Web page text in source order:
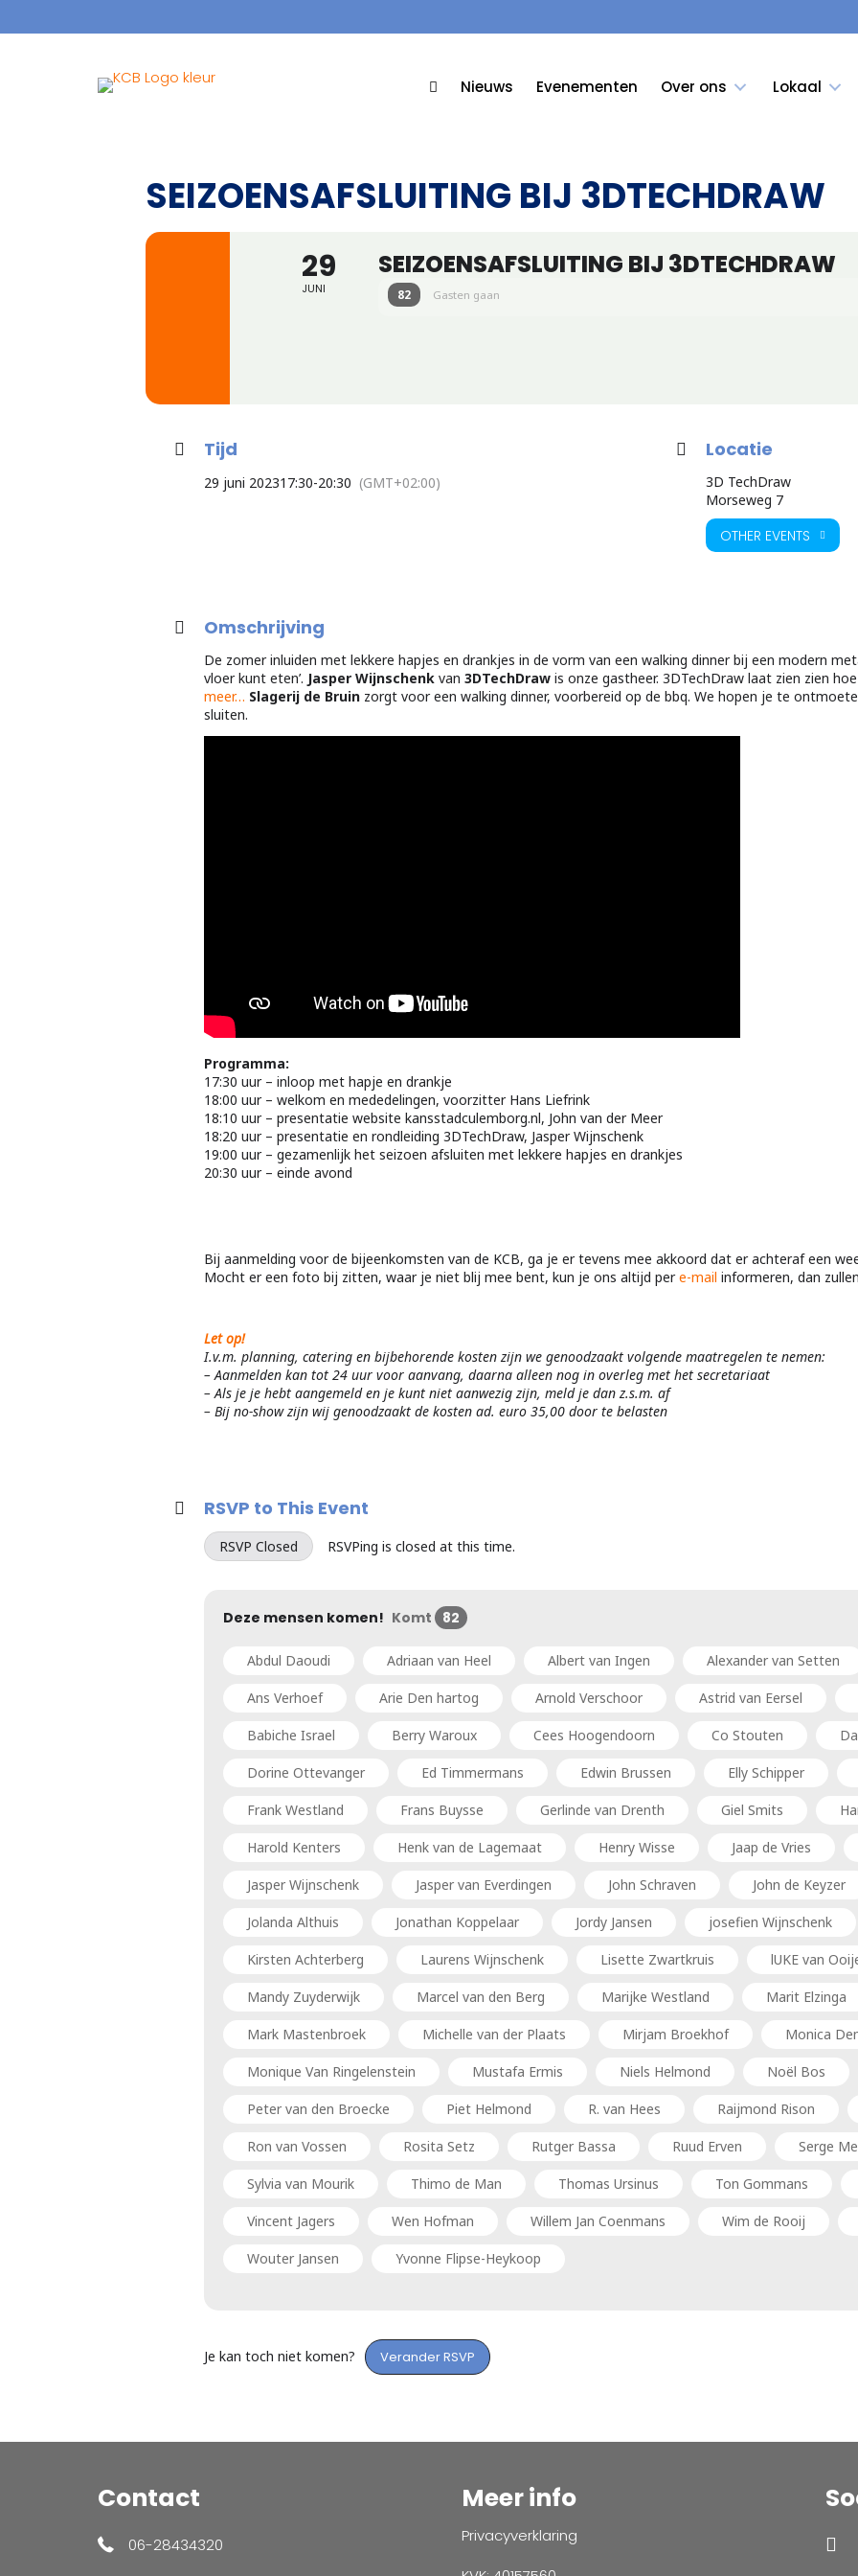
Nieuws Evenementen Over ons Lokaal
SEIZOENSAFSLUITING BIJ 3DTECHDRAW
29
JUNI
SEIZOENSAFSLUITING BIJ 3DTECHDRAW
82 Gasten gaan
Tijd
29 juni 202317:30-20:30 (GMT+02:00)
Locatie
3D TechDraw
Morseweg 7
OTHER EVENTS
Omschrijving
De zomer inluiden met lekkere hapjes en drankjes in de vorm van een walking dinner bij een modern
vloer kunt eten’. Jasper Wijnschenk van 3DTechDraw is onze gastheer. 3DTechDraw laat zien zien
meer… Slagerij de Bruin zorgt voor een walking dinner, voorbereid op de bbq. We hopen je te
sluiten.
Programma:
17:30 uur – inloop met hapje en drankje
18:00 uur – welkom en mededelingen, voorzitter Hans Liefrink
18:10 uur – presentatie website kansstadculemborg.nl, John van der Meer
18:20 uur – presentatie en rondleiding 3DTechDraw, Jasper Wijnschenk
19:00 uur – gezamenlijk het seizoen afsluiten met lekkere hapjes en drankjes
20:30 uur – einde avond
Bij aanmelding voor de bijeenkomsten van de KCB, ga je er tevens mee akkoord dat er achteraf een
Mocht er een foto bij zitten, waar je niet blij mee bent, kun je ons altijd pere-mail informeren, dan
Let op!
I.v.m. planning, catering en bijbehorende kosten zijn we genoodzaakt volgende maatregelen te nemen:
– Aanmelden kan tot 24 uur voor aanvang, daarna alleen nog in overleg met het secretariaat
– Als je je hebt aangemeld en je kunt niet aanwezig zijn, meld je dan z.s.m. af
– Bij no-show zijn wij genoodzaakt de kosten ad. euro 35,00 door te belasten
RSVP to This Event
RSVP Closed RSVPing is closed at this time.
Deze mensen komen! Komt 82
Abdul Daoudi Adriaan van Heel Albert van Ingen Alexander van Setten
Ans Verhoef Arie Den hartog Arnold Verschoor Astrid van Eersel
Babiche Israel Berry Waroux Cees Hoogendoorn Co Stouten
Dorine Ottevanger Ed Timmermans Edwin Brussen Elly Schipper
Frank Westland Frans Buysse Gerlinde van Drenth Giel Smits
Harold Kenters Henk van de Lagemaat Henry Wisse Jaap de Vries
Jasper Wijnschenk Jasper van Everdingen John Schraven John de Keyzer
Jolanda Althuis Jonathan Koppelaar Jordy Jansen josefien Wijnschenk
Kirsten Achterberg Laurens Wijnschenk Lisette Zwartkruis lUKE van
Mandy Zuyderwijk Marcel van den Berg Marijke Westland Marit Elzinga
Mark Mastenbroek Michelle van der Plaats Mirjam Broekhof Monica
Monique Van Ringelenstein Mustafa Ermis Niels Helmond Noël Bos
Peter van den Broecke Piet Helmond R. van Hees Raijmond Rison
Ron van Vossen Rosita Setz Rutger Bassa Ruud Erven Serge
Sylvia van Mourik Thimo de Man Thomas Ursinus Ton Gommans
Vincent Jagers Wen Hofman Willem Jan Coenmans Wim de Rooij
Wouter Jansen Yvonne Flipse-Heykoop
Je kan toch niet komen? Verander RSVP
Contact
06-28434320
Meer info
Privacyverklaring